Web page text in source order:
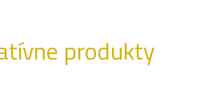
produkty